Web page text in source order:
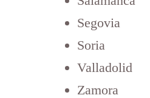
Segovia
Soria
Valladolid
Zamora